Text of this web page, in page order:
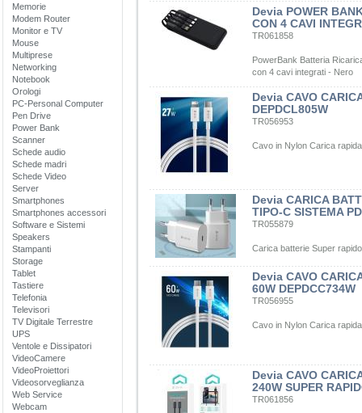
Memorie
Modem Router
Monitor e TV
Mouse
Multiprese
Networking
Notebook
Orologi
PC-Personal Computer
Pen Drive
Power Bank
Scanner
Schede audio
Schede madri
Schede Video
Server
Smartphones
Smartphones accessori
Software e Sistemi
Speakers
Stampanti
Storage
Tablet
Tastiere
Telefonia
Televisori
TV Digitale Terrestre
UPS
Ventole e Dissipatori
VideoCamere
VideoProiettori
Videosorveglianza
Web Service
Webcam
Devia POWER
CON 4 CAVI
TR061858
PowerBank Batteria
con 4 cavi integrati - Nero
Devia CAVO
DEPDCL805W
TR056953
Cavo in Nylon Carica
Devia CARICA
TIPO-C SISTEMA
TR055879
Carica batterie Super
Devia CAVO
60W DEPDCC734W
TR056955
Cavo in Nylon Carica
Devia CAVO
240W SUPER
TR061856